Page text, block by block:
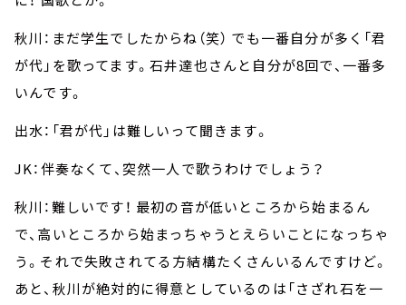
秋川：まだ学生でしたからね（笑） でも一番自分が多く「君
が代」を歌ってます。石井達也さんと自分が8回で、一番多
いんです。
出水：「君が代」は難しいって聞きます。
JK：伴奏なくて、突然一人で歌うわけでしょう？
秋川：難しいです！ 最初の音が低いところから始まるん
で、高いところから始まっちゃうとえらいことになっちゃ
う。それで失敗されてる方結構たくさんいるんですけど。
あと、秋川が絶対的に得意としているのは「さざれ石を一